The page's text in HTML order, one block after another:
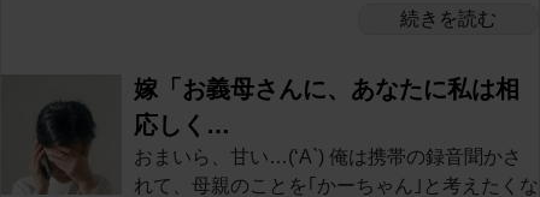
続きを読む
嫁「お義母さんに、あなたに私は相
応しく…
おまいら、甘い…(‘A`) 俺は携帯の録音聞かさ
れて、母親のことを｢かーちゃん｣と考えたくな